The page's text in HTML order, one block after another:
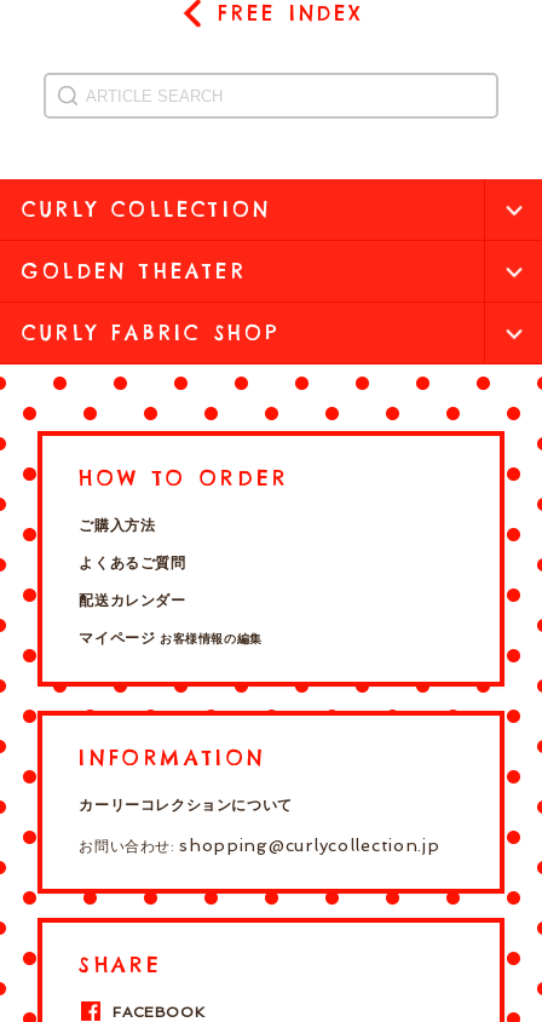
FREE INDEX
CURLY COLLECTION
GOLDEN THEATER
CURLY FABRIC SHOP
HOW TO ORDER
ご購入方法
よくあるご質問
配送カレンダー
マイページ お客様情報の編集
INFORMATION
カーリーコレクションについて
お問い合わせ:shopping@curlycollection.jp
SHARE
FACEBOOK